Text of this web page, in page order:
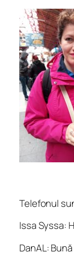
Telefonul
Issa Syssa:
DanAL: